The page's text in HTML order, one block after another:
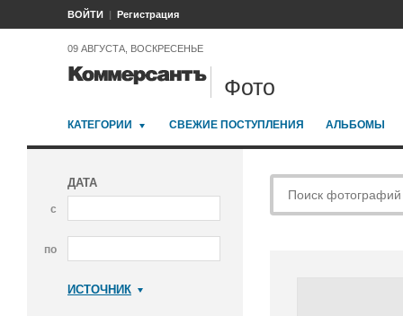
ВОЙТИ Регистрация
09 АВГУСТА, ВОСКРЕСЕНЬЕ
Фото
КАТЕГОРИИ СВЕЖИЕ ПОСТУПЛЕНИЯ АЛЬБОМЫ
ДАТА
с
по
ИСТОЧНИК